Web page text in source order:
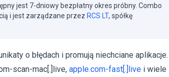
jest 7-dniowy bezpłatny okres próbny. Combo
i jest zarządzane przez RCS LT, spółkę
o błędach i promują niechciane aplikacje.
scan-mac[.]live, apple.com-fast[.]live i wiele